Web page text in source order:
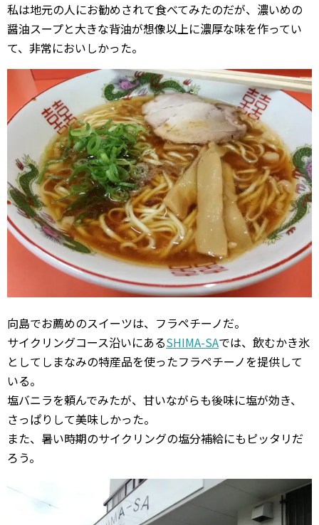
私は地元の人にお勧めされて食べてみたのだが、濃いめの
醤油スープと大きな背油が想像以上に濃厚な味を作ってい
て、非常においしかった。
向島でお薦めのスイーツは、フラペチーノだ。
サイクリングコース沿いにあるSHIMA-SAでは、飲むかき氷
としてしまなみの特産品を使ったフラペチーノを提供して
いる。
塩バニラを頼んでみたが、甘いながらも後味に塩が効き、
さっぱりして美味しかった。
また、暑い時期のサイクリングの塩分補給にもピッタリだ
ろう。